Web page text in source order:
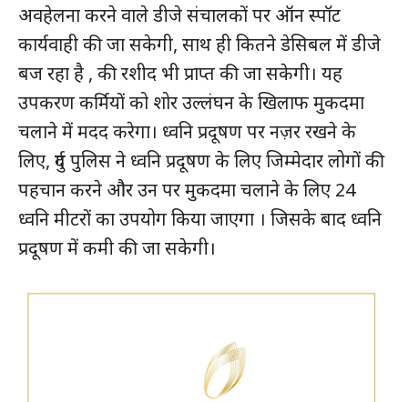
अवहेलना करने वाले डीजे संचालकों पर ऑन स्पॉट
कार्यवाही की जा सकेगी, साथ ही कितने डेसिबल में डीजे
बज रहा है , की रशीद भी प्राप्त की जा सकेगी। यह
उपकरण कर्मियों को शोर उल्लंघन के खिलाफ मुकदमा
चलाने में मदद करेगा। ध्वनि प्रदूषण पर नज़र रखने के
लिए, दुर्ग पुलिस ने ध्वनि प्रदूषण के लिए जिम्मेदार लोगों की
पहचान करने और उन पर मुकदमा चलाने के लिए 24
ध्वनि मीटरों का उपयोग किया जाएगा । जिसके बाद ध्वनि
प्रदूषण में कमी की जा सकेगी।